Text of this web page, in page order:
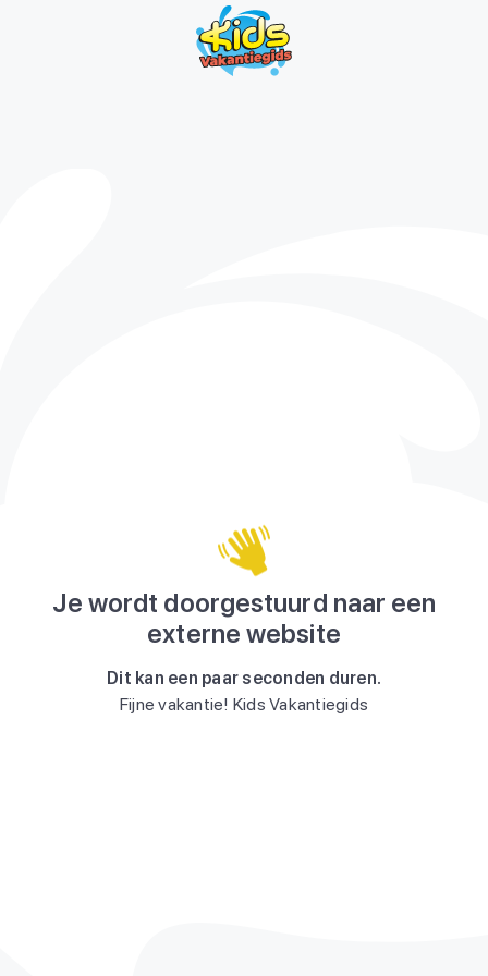
Je wordt doorgestuurd naar een
externe website
Dit kan een paar seconden duren.
Fijne vakantie! Kids Vakantiegids